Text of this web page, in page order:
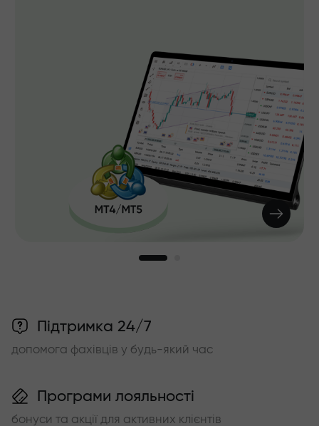
Підтримка 24/7
допомога фахівців у будь-який час
Програми лояльності
бонуси та акції для активних клієнтів